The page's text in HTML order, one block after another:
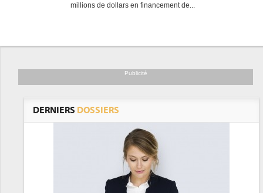
millions de dollars en financement de...
Publicité
DERNIERS DOSSIERS